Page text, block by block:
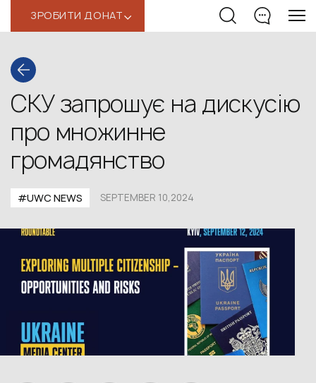
ЗРОБИТИ ДОНАТ‹
СКУ запрошує на дискусію
про множинне
громадянство
#UWС NEWS SEPTEMBER 10,2024